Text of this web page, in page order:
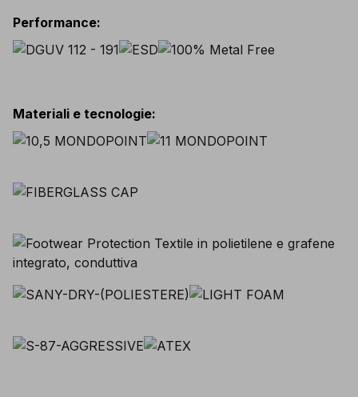
Performance:
Materiali e tecnologie: